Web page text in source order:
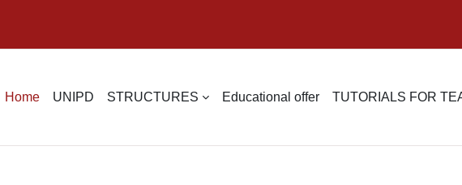
Home UNIPD STRUCTURES Educational offer TUTORIALS FOR